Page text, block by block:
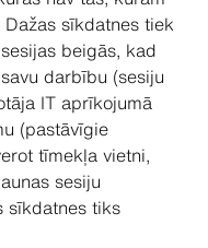
sīkdatnes tiek
beigās, kad
darbību (sesiju
IT aprīkojumā
(pastāvīgie
tīmekļa vietni,
sesiju
sīkdatnes tiks